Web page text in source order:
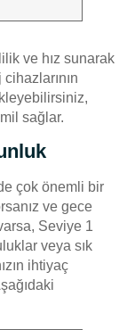
ve hız sunarak
sağlar.
çok önemli bir
ve gece
Seviye 1
veya sık
ihtiyaç